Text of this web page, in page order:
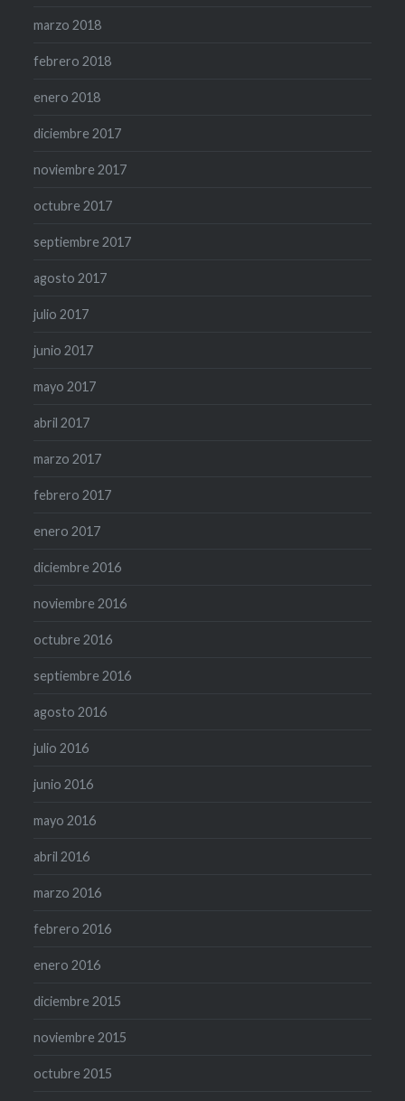
marzo 2018
febrero 2018
enero 2018
diciembre 2017
noviembre 2017
octubre 2017
septiembre 2017
agosto 2017
julio 2017
junio 2017
mayo 2017
abril 2017
marzo 2017
febrero 2017
enero 2017
diciembre 2016
noviembre 2016
octubre 2016
septiembre 2016
agosto 2016
julio 2016
junio 2016
mayo 2016
abril 2016
marzo 2016
febrero 2016
enero 2016
diciembre 2015
noviembre 2015
octubre 2015